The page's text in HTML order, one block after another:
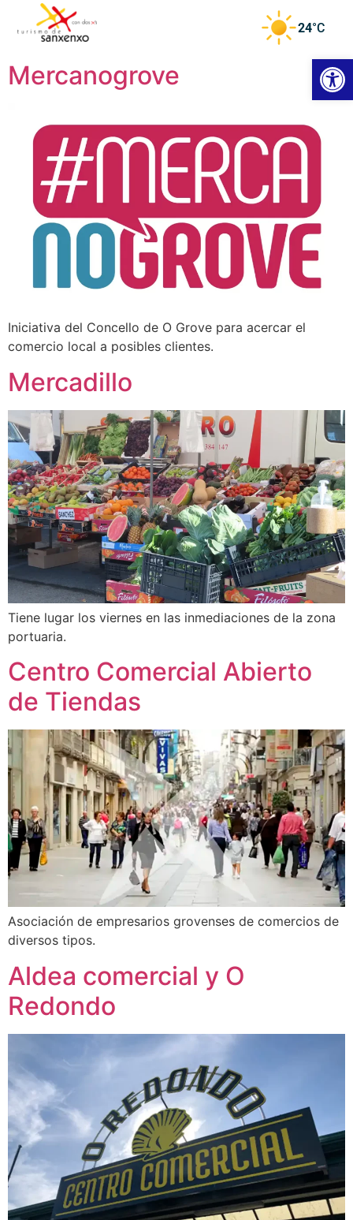
24°C
Mercanogrove
Iniciativa del Concello de O Grove para acercar el
comercio local a posibles clientes.
Mercadillo
Tiene lugar los viernes en las inmediaciones de la zona
portuaria.
Centro Comercial Abierto
de Tiendas
Asociación de empresarios grovenses de comercios de
diversos tipos.
Aldea comercial y O
Redondo
Abrir